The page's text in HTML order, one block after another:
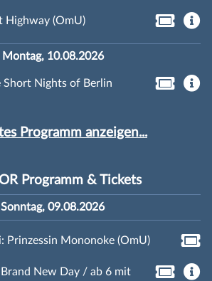
Highway (OmU)
Montag, 10.08.2026
Short Nights of Berlin
Programm anzeigen...
Programm & Tickets
Sonntag, 09.08.2026
Prinzessin Mononoke (OmU)
New Day / ab 6 mit